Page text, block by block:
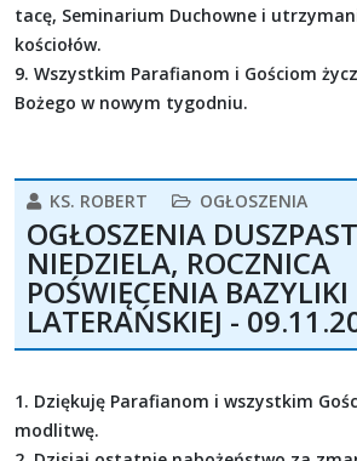
tacę, Seminarium Duchowne i
kościołów.
9. Wszystkim Parafianom i Gościom
Bożego w nowym tygodniu.
KS. ROBERT OGŁOSZENIA
OGŁOSZENIA
NIEDZIELA, ROCZNICA
POŚWIĘCENIA BAZYLIKI
LATERAŃSKIEJ -
1. Dziękuję Parafianom i wszystkim
modlitwę.